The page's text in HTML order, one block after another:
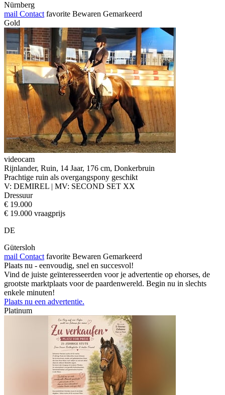
Nürnberg
mail Contact favorite Bewaren Gemarkeerd
Gold
videocam
Rijnlander, Ruin, 14 Jaar, 176 cm, Donkerbruin
Prachtige ruin als overgangspony geschikt
V: DEMIREL | MV: SECOND SET XX
Dressuur
€ 19.000
€ 19.000 vraagprijs
DE
Gütersloh
mail Contact favorite Bewaren Gemarkeerd
Plaats nu - eenvoudig, snel en succesvol!
Vind de juiste geïnteresseerden voor je advertentie op ehorses, de
grootste marktplaats voor de paardenwereld. Begin nu in slechts
enkele minuten!
Plaats nu een advertentie.
Platinum